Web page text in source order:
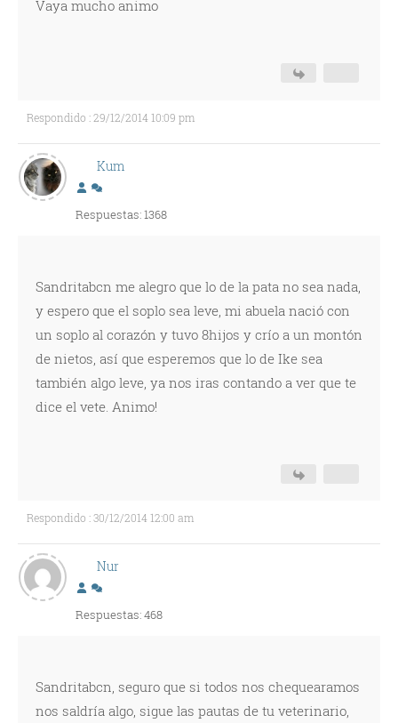
Vaya mucho animo
Respondido : 29/12/2014 10:09 pm
Kum
Respuestas: 1368
Sandritabcn me alegro que lo de la pata no sea nada,
y espero que el soplo sea leve, mi abuela nació con
un soplo al corazón y tuvo 8hijos y crío a un montón
de nietos, así que esperemos que lo de Ike sea
también algo leve, ya nos iras contando a ver que te
dice el vete. Animo!
Respondido : 30/12/2014 12:00 am
Nur
Respuestas: 468
Sandritabcn, seguro que si todos nos chequearamos
nos saldría algo, sigue las pautas de tu veterinario,